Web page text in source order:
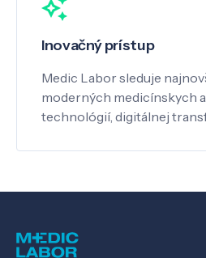
Inovačný prístup
Medic Labor sleduje
moderných medicínskych
technológií, digitálnej